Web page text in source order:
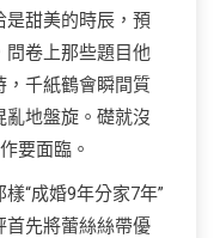
是甜美的時辰，預
卷上那些題目他
，千紙鶴會瞬間質
地盤旋。礎就沒
要面臨。
“成婚9年分家7年”
首先將蕾絲絲帶優